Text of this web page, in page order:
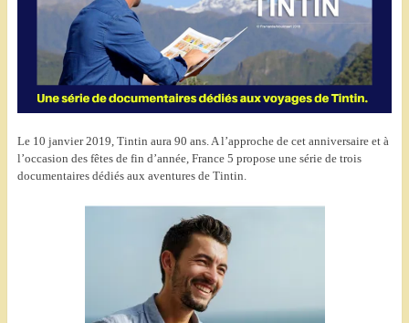
Le 10 janvier 2019, Tintin aura 90 ans. A l’approche de cet anniversaire et à
l’occasion des fêtes de fin d’année, France 5 propose une série de trois
documentaires dédiés aux aventures de Tintin.